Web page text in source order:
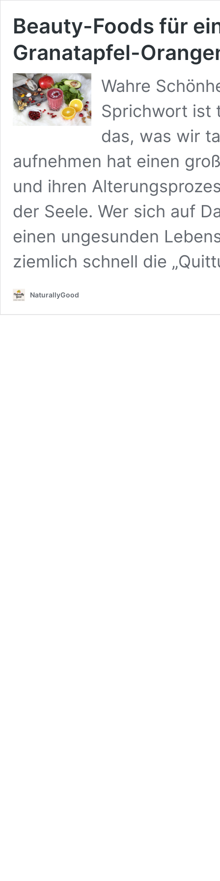
Beauty-Foods für
Granatapfel-
Wahre
Sprichwort ist
das, was wir
aufnehmen hat einen
und ihren
der Seele. Wer sich auf
einen ungesunden
ziemlich schnell die
NaturallyGood